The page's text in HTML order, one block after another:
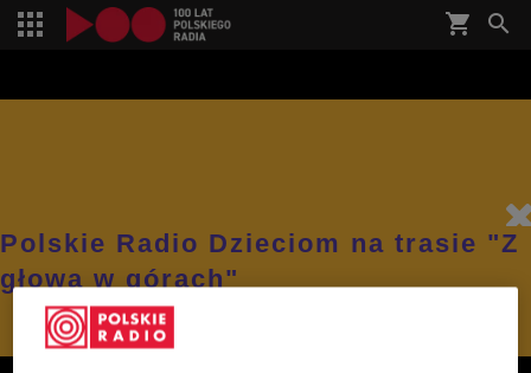
shopping_cart 

Polskie Radio Dzieciom na trasie "Z
głową w górach"